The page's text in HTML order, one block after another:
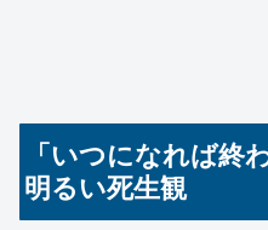
「いつになれば終
明るい死生観